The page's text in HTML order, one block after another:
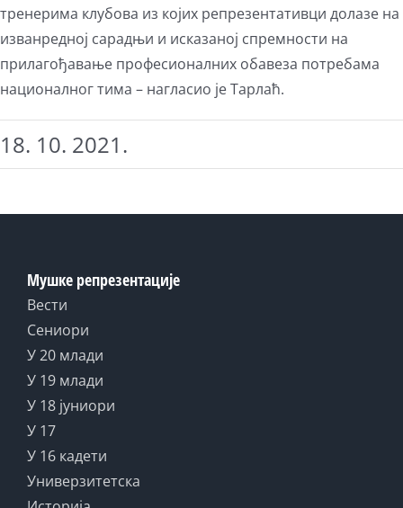
тренерима клубова из којих репрезентативци долазе на
изванредној сарадњи и исказаној спремности на
прилагођавање професионалних обавеза потребама
националног тима – нагласио је Тарлаћ.
18. 10. 2021.
Мушке репрезентације
Вести
Сениори
У 20 млади
У 19 млади
У 18 јуниори
У 17
У 16 кадети
Универзитетска